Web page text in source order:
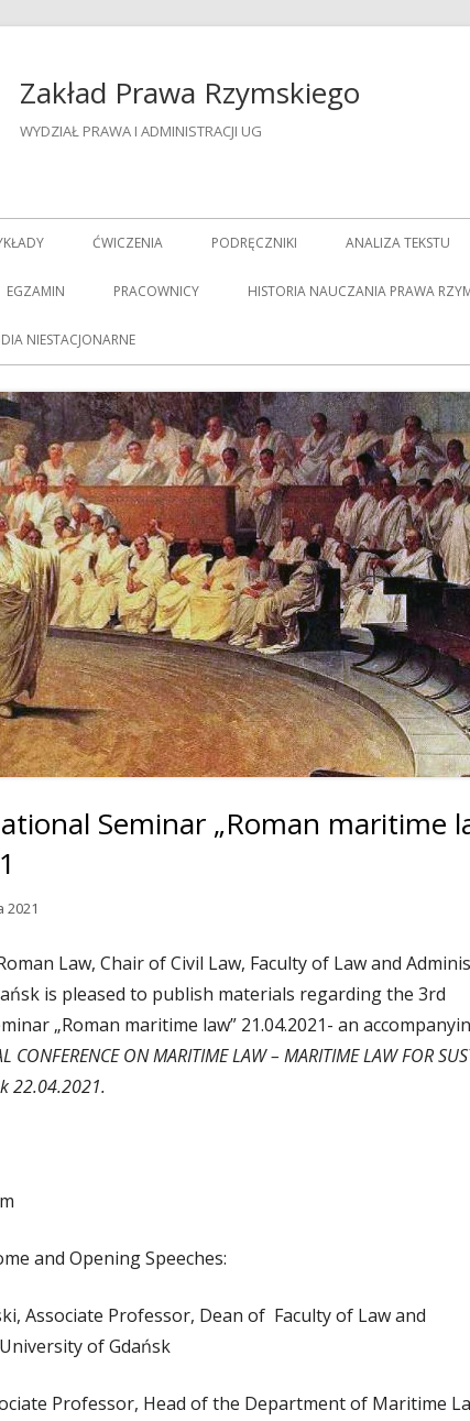
Zakład Prawa Rzymskiego
WYDZIAŁ PRAWA I ADMINISTRACJI UG
ĆWICZENIA PODRĘCZNIKI ANALIZA TEKSTU
EGZAMIN PRACOWNICY HISTORIA NAUCZANIA PRAWA
NIESTACJONARNE
Seminar „Roman maritime
2021
Law, Chair of Civil Law, Faculty of Law and
is pleased to publish materials regarding the 3rd
„Roman maritime law” 21.04.2021- an
CONFERENCE ON MARITIME LAW – MARITIME LAW FOR
22.04.2021.
and Opening Speeches:
Associate Professor, Dean of Faculty of Law and
of Gdańsk
Professor, Head of the Department of Maritime